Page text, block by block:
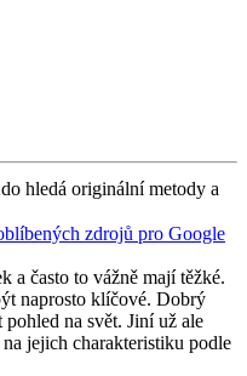
hledá originální metody a
zdrojů pro Google
a často to vážně mají těžké.
naprosto klíčové. Dobrý
na svět. Jiní už ale
jejich charakteristiku podle